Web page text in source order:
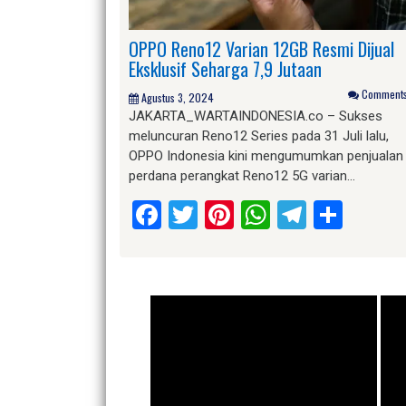
OPPO Reno12 Varian 12GB Resmi Dijual
Eksklusif Seharga 7,9 Jutaan
Agustus 3, 2024
JAKARTA_WARTAINDONESIA.co – Sukses
meluncuran Reno12 Series pada 31 Juli lalu,
OPPO Indonesia kini mengumumkan penjualan
perdana perangkat Reno12 5G varian…
Facebook
Twitter
Pinterest
WhatsApp
Telegram